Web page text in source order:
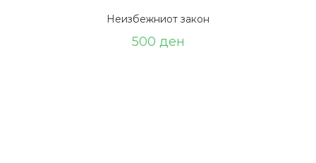
Неизбежниот закон
500 ден